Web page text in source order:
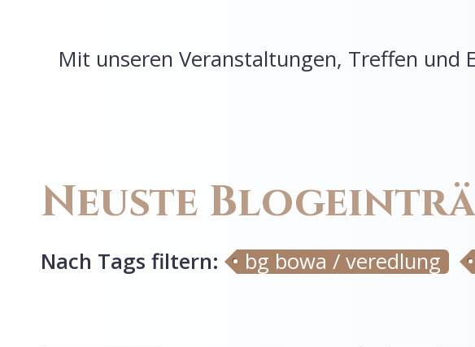
Mit unseren Veranstaltungen, Treffen und
Neuste
Nach Tags filtern: bg bowa / veredlung